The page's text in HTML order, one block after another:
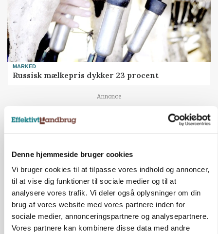
Denne hjemmeside bruger cookies
Vi bruger cookies til at tilpasse vores indhold og annoncer,
til at vise dig funktioner til sociale medier og til at
analysere vores trafik. Vi deler også oplysninger om din
brug af vores website med vores partnere inden for
sociale medier, annonceringspartnere og analysepartnere.
Vores partnere kan kombinere disse data med andre
MARKED
Russisk mælkepris dykker 23 procent
Annonce
POLITIK